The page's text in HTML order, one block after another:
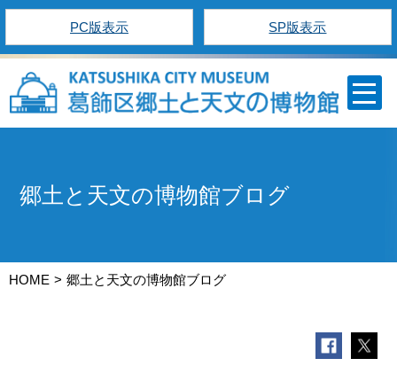
PC版表示 SP版表示
郷土と天文の博物館ブログ
HOME 郷土と天文の博物館ブログ